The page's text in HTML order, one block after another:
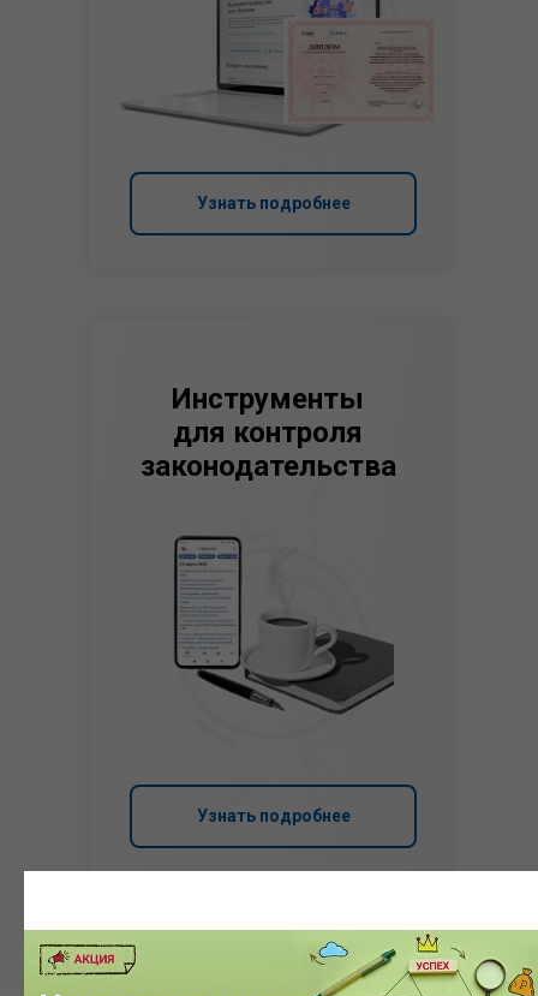
Узнать подробнее
Инструменты
для контроля
законодательства
Узнать подробнее